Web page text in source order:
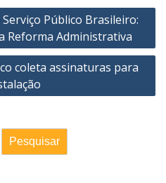
Público Brasileiro:
Reforma Administrativa
coleta assinaturas para
Pesquisar